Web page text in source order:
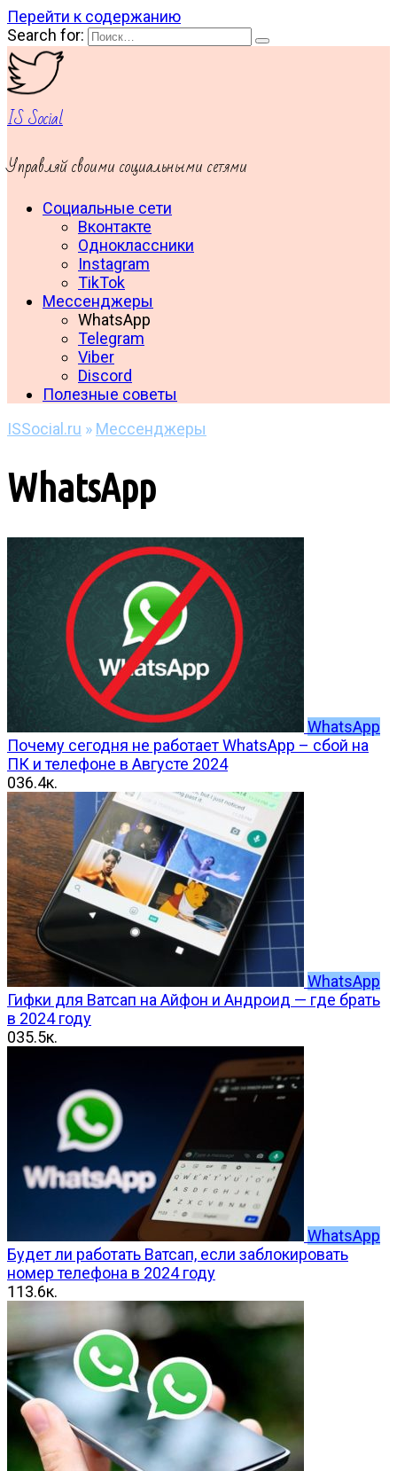
Перейти к содержанию
Search for:
IS Social
Управляй своими социальными сетями
Социальные сети
Вконтакте
Одноклассники
Instagram
TikTok
Мессенджеры
WhatsApp
Telegram
Viber
Discord
Полезные советы
ISSocial.ru » Мессенджеры
WhatsApp
WhatsApp
Почему сегодня не работает WhatsApp – сбой на
ПК и телефоне в Августе 2024
036.4к.
WhatsApp
Гифки для Ватсап на Айфон и Андроид — где брать
в 2024 году
035.5к.
WhatsApp
Будет ли работать Ватсап, если заблокировать
номер телефона в 2024 году
113.6к.